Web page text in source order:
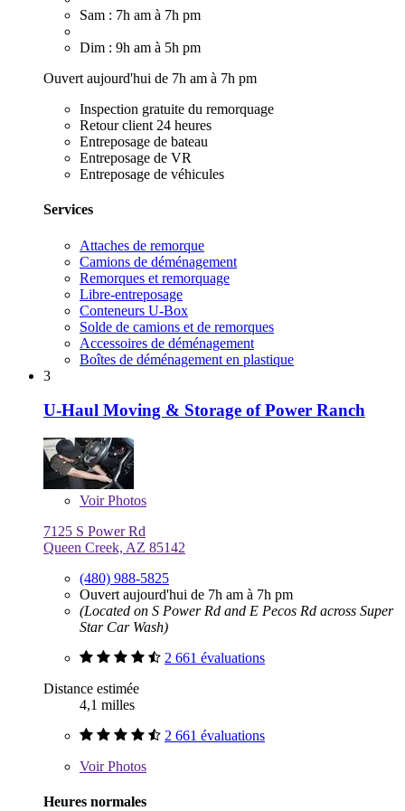
Sam : 7h am à 7h pm
Dim : 9h am à 5h pm
Ouvert aujourd'hui de 7h am à 7h pm
Inspection gratuite du remorquage
Retour client 24 heures
Entreposage de bateau
Entreposage de VR
Entreposage de véhicules
Services
Attaches de remorque
Camions de déménagement
Remorques et remorquage
Libre-entreposage
Conteneurs U-Box
Solde de camions et de remorques
Accessoires de déménagement
Boîtes de déménagement en plastique
3
U-Haul Moving & Storage of Power Ranch
VoirPhotos
7125 S Power Rd
Queen Creek, AZ 85142
(480) 988-5825
Ouvert aujourd'hui de 7h am à 7h pm
(Located on S Power Rd and E Pecos Rd across Super
Star Car Wash)
2 661 évaluations
Distance estimée
4,1 milles
2 661 évaluations
VoirPhotos
Heures normales